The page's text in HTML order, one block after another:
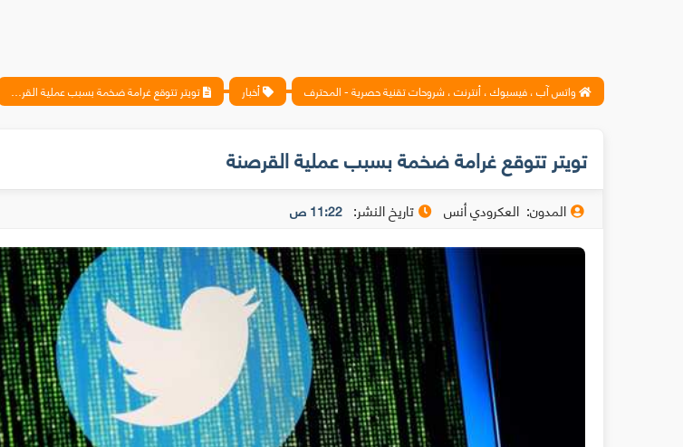
واتس آب ، فيسبوك ، أنترنت ، شروحات تقنية حصرية - المحترف أخبار تويتر تتوقع غرامة ضخمة بسبب عملية القرصنة
تويتر تتوقع غرامة ضخمة بسبب عملية القرصنة
المدون: العكرودي أنس تاريخ النشر: 11:22 ص